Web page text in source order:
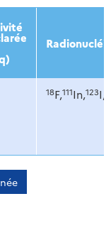
2016
18F,111In,123I,